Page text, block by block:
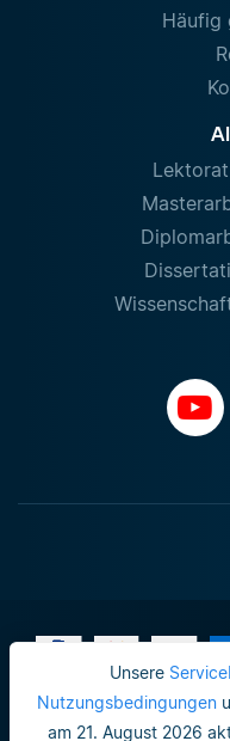
Unsere
Nutzungsbedingungen
am 21. August 2026
Häufig